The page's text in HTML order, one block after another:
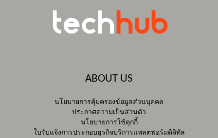
ABOUT US
นโยบายการคุ้มครองข้อมูลส่วนบุคคล
ประกาศความเป็นส่วนตัว
นโยบายการใช้คุกกี้
ใบรับแจ้งการประกอบธุรกิจบริการแพลตฟอร์มดิจิทัล